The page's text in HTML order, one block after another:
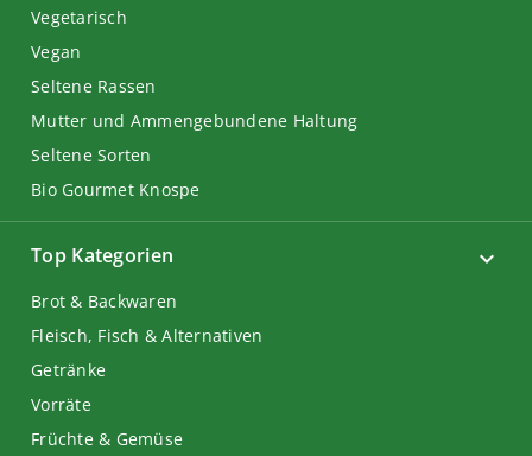
Top Kategorien
Brot & Backwaren
Fleisch, Fisch & Alternativen
Getränke
Vorräte
Früchte & Gemüse
Vegetarisch
Vegan
Seltene Rassen
Mutter und Ammengebundene Haltung
Seltene Sorten
Bio Gourmet Knospe